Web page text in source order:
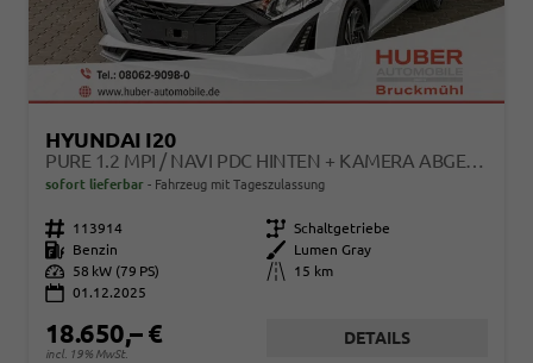
HYUNDAI I20
PURE 1.2 MPI / NAVI PDC HINTEN + KAMERA ABGEDUNKELTE SCHEIBEN TEMPOMAT ALU 16"
sofort lieferbar Fahrzeug mit Tageszulassung
Fahrzeugnr. 113914 Getriebe Schaltgetriebe
Kraftstoff
Benzin Außenfarbe
Lumen Gray
Leistung
58 kW (79 PS) Kilometerstand
15 km
01.12.2025
18.650,– €
incl. 19% MwSt.
DETAILS